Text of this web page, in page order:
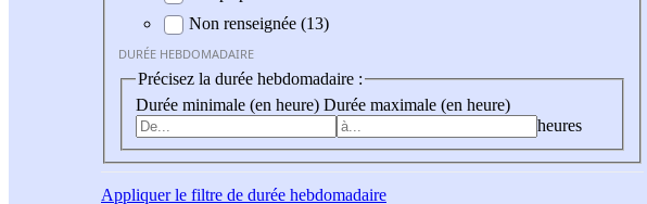
Non renseignée (13)
DURÉE HEBDOMADAIRE
Précisez la durée hebdomadaire :
Durée minimale (en heure) Durée maximale (en heure)
heures
Appliquerle filtre de durée hebdomadaire